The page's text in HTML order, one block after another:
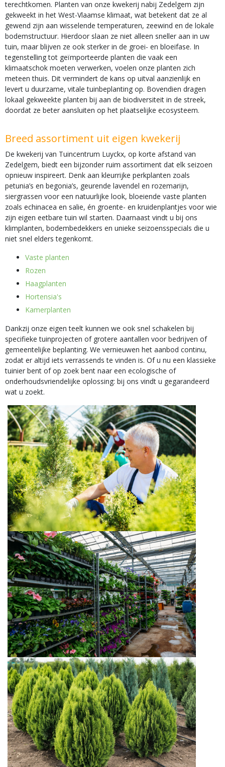
terechtkomen. Planten van onze kwekerij nabij Zedelgem zijn
gekweekt in het West-Vlaamse klimaat, wat betekent dat ze al
gewend zijn aan wisselende temperaturen, zeewind en de lokale
bodemstructuur. Hierdoor slaan ze niet alleen sneller aan in uw
tuin, maar blijven ze ook sterker in de groei- en bloeifase. In
tegenstelling tot geïmporteerde planten die vaak een
klimaatschok moeten verwerken, voelen onze planten zich
meteen thuis. Dit vermindert de kans op uitval aanzienlijk en
levert u duurzame, vitale tuinbeplanting op. Bovendien dragen
lokaal gekweekte planten bij aan de biodiversiteit in de streek,
doordat ze beter aansluiten op het plaatselijke ecosysteem.
Breed assortiment uit eigen kwekerij
De kwekerij van Tuincentrum Luyckx, op korte afstand van
Zedelgem, biedt een bijzonder ruim assortiment dat elk seizoen
opnieuw inspireert. Denk aan kleurrijke perkplanten zoals
petunia’s en begonia’s, geurende lavendel en rozemarijn,
siergrassen voor een natuurlijke look, bloeiende vaste planten
zoals echinacea en salie, én groente- en kruidenplantjes voor wie
zijn eigen eetbare tuin wil starten. Daarnaast vindt u bij ons
klimplanten, bodembedekkers en unieke seizoensspecials die u
niet snel elders tegenkomt.
Vaste planten
Rozen
Haagplanten
Hortensia's
Kamerplanten
Dankzij onze eigen teelt kunnen we ook snel schakelen bij
specifieke tuinprojecten of grotere aantallen voor bedrijven of
gemeentelijke beplanting. We vernieuwen het aanbod continu,
zodat er altijd iets verrassends te vinden is. Of u nu een klassieke
tuinier bent of op zoek bent naar een ecologische of
onderhoudsvriendelijke oplossing: bij ons vindt u gegarandeerd
wat u zoekt.